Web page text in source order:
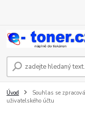
Úvod
Souhlas se
uživatelského účtu